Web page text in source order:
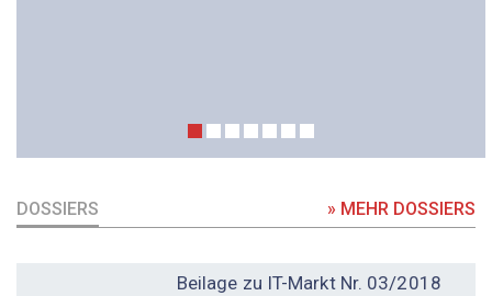
DOSSIERS » MEHR DOSSIERS
Beilage zu IT-Markt Nr. 03/2018